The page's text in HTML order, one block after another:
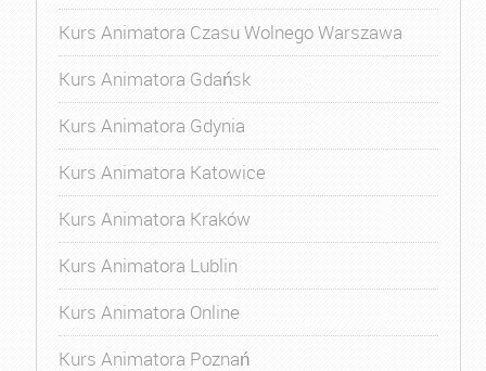
Kurs Animatora Czasu Wolnego Warszawa
Kurs Animatora Gdańsk
Kurs Animatora Gdynia
Kurs Animatora Katowice
Kurs Animatora Kraków
Kurs Animatora Lublin
Kurs Animatora Online
Kurs Animatora Poznań